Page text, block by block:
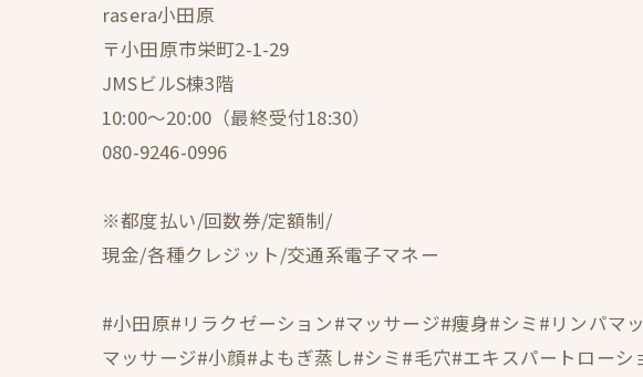
rasera小田原
〒小田原市栄町2-1-29
JMSビルS棟3階
10:00〜20:00（最終受付18:30）
080-9246-0996
※都度払い/回数券/定額制/
現金/各種クレジット/交通系電子マネー
#小田原#リラクゼーション#マッサージ#痩身#シミ#リンパマ
マッサージ#小顔#よもぎ蒸し#シミ#毛穴#エキスパートロー